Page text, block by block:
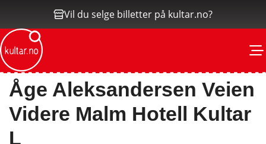
Vil du selge billetter på kultar.no?
Åge Aleksandersen Veien
Videre Malm Hotell Kultar
L